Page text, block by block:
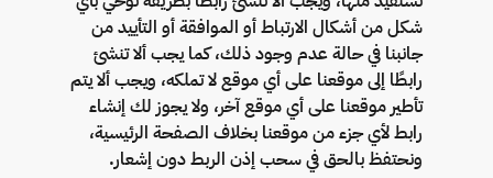
شكل من أشكال الارتباط أو الموافقة أو التأييد من
جانبنا في حالة عدم وجود ذلك، كما يجب ألا تنشئ
رابطًا إلى موقعنا على أي موقع لا تملكه، ويجب ألا يتم
تأطير موقعنا على أي موقع آخر، ولا يجوز لك إنشاء
رابط لأي جزء من موقعنا بخلاف الصفحة الرئيسية،
ونحتفظ بالحق في سحب إذن الربط دون إشعار.